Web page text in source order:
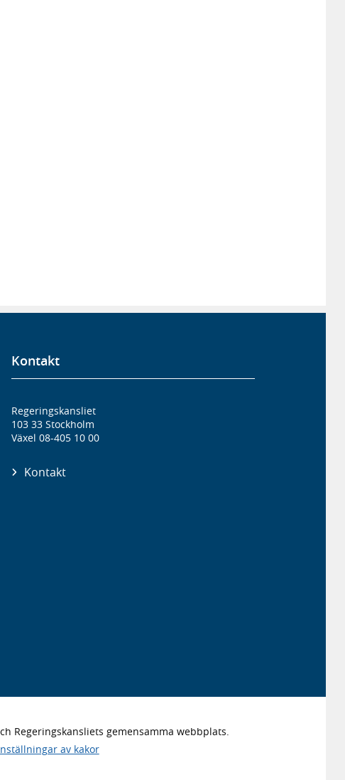
Kontakt
Regeringskansliet
103 33 Stockholm
Växel 08-405 10 00
Kontakt
Regeringskansliets gemensamma webbplats.
av kakor